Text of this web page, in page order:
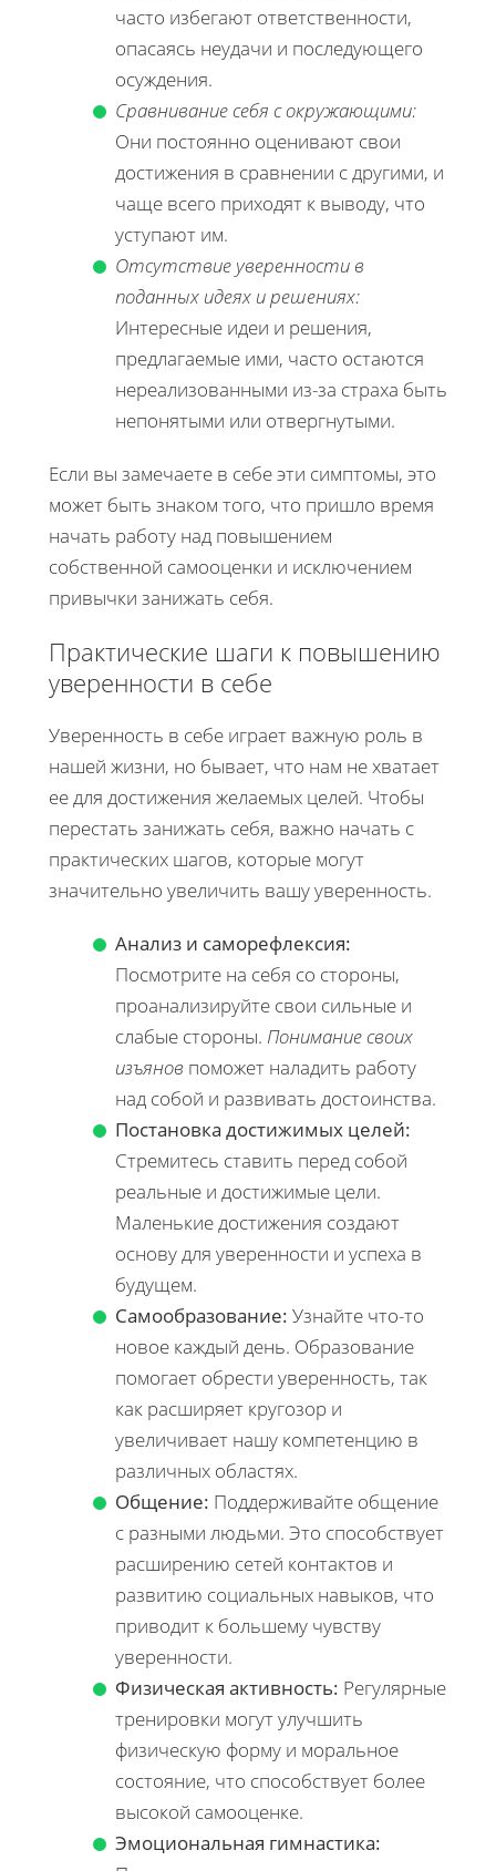
часто избегают ответственности,
опасаясь неудачи и последующего
осуждения.
Сравнивание себя с окружающими:
Они постоянно оценивают свои
достижения в сравнении с другими, и
чаще всего приходят к выводу, что
уступают им.
Отсутствие уверенности в
поданных идеях и решениях:
Интересные идеи и решения,
предлагаемые ими, часто остаются
нереализованными из-за страха быть
непонятыми или отвергнутыми.
Если вы замечаете в себе эти симптомы, это
может быть знаком того, что пришло время
начать работу над повышением
собственной самооценки и исключением
привычки занижать себя.
Практические шаги к повышению
уверенности в себе
Уверенность в себе играет важную роль в
нашей жизни, но бывает, что нам не хватает
ее для достижения желаемых целей. Чтобы
перестать занижать себя, важно начать с
практических шагов, которые могут
значительно увеличить вашу уверенность.
Анализ и саморефлексия:
Посмотрите на себя со стороны,
проанализируйте свои сильные и
слабые стороны. Понимание своих
изъянов поможет наладить работу
над собой и развивать достоинства.
Постановка достижимых целей:
Стремитесь ставить перед собой
реальные и достижимые цели.
Маленькие достижения создают
основу для уверенности и успеха в
будущем.
Самообразование: Узнайте что-то
новое каждый день. Образование
помогает обрести уверенность, так
как расширяет кругозор и
увеличивает нашу компетенцию в
различных областях.
Общение: Поддерживайте общение
с разными людьми. Это способствует
расширению сетей контактов и
развитию социальных навыков, что
приводит к большему чувству
уверенности.
Физическая активность: Регулярные
тренировки могут улучшить
физическую форму и моральное
состояние, что способствует более
высокой самооценке.
Эмоциональная гимнастика: